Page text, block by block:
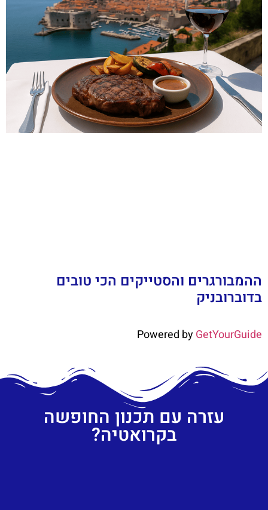
ההמבורגרים והסטייקים הכי טובים
בדוברובניק
Powered byGetYourGuide
עזרה עם תכנון החופשה
בקרואטיה?